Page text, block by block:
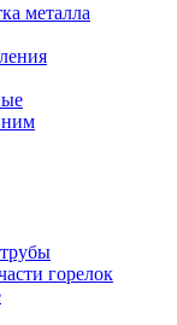
металла
ним
горелок